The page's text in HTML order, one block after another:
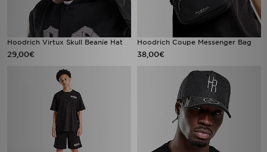
Hoodrich Virtux Skull Beanie Hat
29,00€
Hoodrich Coupe Messenger Bag
38,00€